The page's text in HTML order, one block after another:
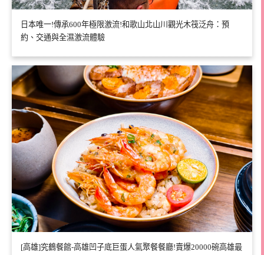
日本唯一!傳承600年極限激流!和歌山北山川觀光木筏泛舟：預
約、交通與全濕激流體驗
[高雄]究鶴餐館-高雄凹子底巨蛋人氣聚餐餐廳!賣爆20000碗高雄最